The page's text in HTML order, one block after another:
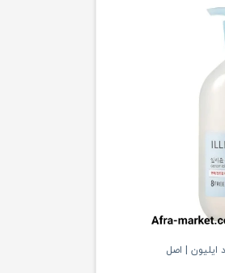
ایلیون | اصل